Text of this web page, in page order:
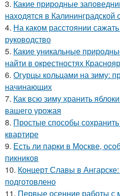
3. Какие природные
находятся в Калининградской
4. На каком расстоянии
руководство
5. Какие уникальные
найти в окрестностях
6. Огурцы кольцами на зиму:
начинающих
7. Как всю зиму хранить
вашего урожая
8. Простые способы
квартире
9. Есть ли парки в Москве,
пикников
10. Концерт Славы в
подготовлено
11. Первые осенние работы с